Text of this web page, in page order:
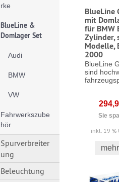
BlueLine
mit
für BMW
Zylinder,
Modelle,
2000
BlueLine
sind
Sie
inkl. 19 %
rke
BlueLine &
Domlager Set
Audi
BMW
VW
Fahrwerkszube
hör
Spurverbreiter
ung
Beleuchtung